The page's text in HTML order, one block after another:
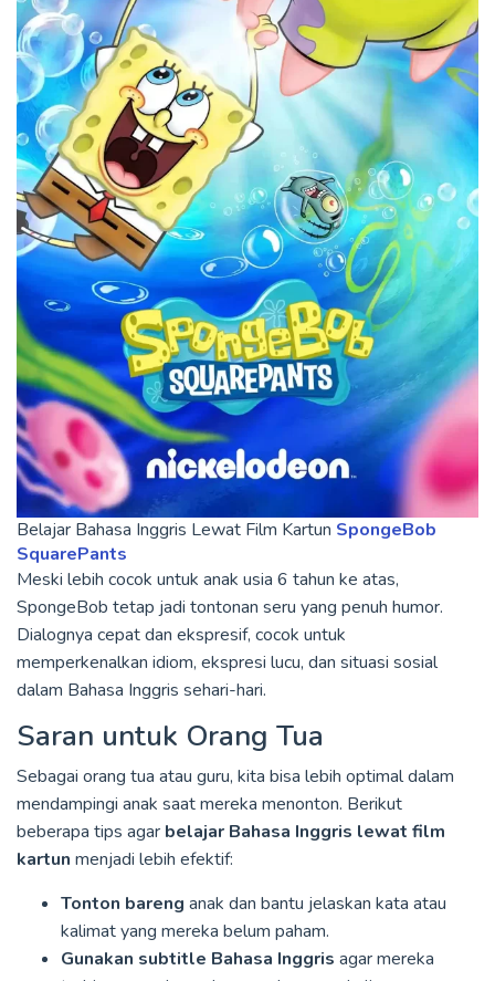
Belajar Bahasa Inggris Lewat Film Kartun SpongeBob
SquarePants
Meski lebih cocok untuk anak usia 6 tahun ke atas,
SpongeBob tetap jadi tontonan seru yang penuh humor.
Dialognya cepat dan ekspresif, cocok untuk
memperkenalkan idiom, ekspresi lucu, dan situasi sosial
dalam Bahasa Inggris sehari-hari.
Saran untuk Orang Tua
Sebagai orang tua atau guru, kita bisa lebih optimal dalam
mendampingi anak saat mereka menonton. Berikut
beberapa tips agar belajar Bahasa Inggris lewat film
kartun menjadi lebih efektif:
Tonton bareng anak dan bantu jelaskan kata atau
kalimat yang mereka belum paham.
Gunakan subtitle Bahasa Inggris agar mereka